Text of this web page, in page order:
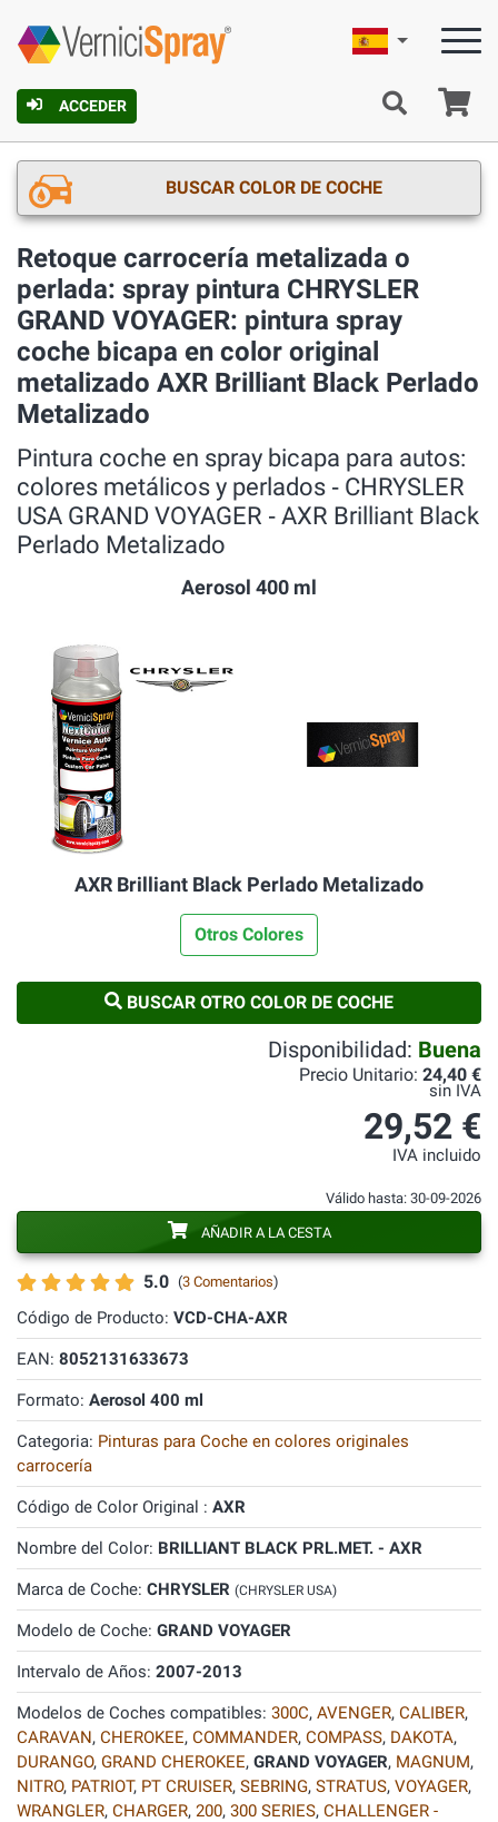
ACCEDER
Español
BUSCAR COLOR DE COCHE
Retoque carrocería metalizada o
perlada: spray pintura CHRYSLER
GRAND VOYAGER: pintura spray
coche bicapa en color original
metalizado AXR Brilliant Black Perlado
Metalizado
Pintura coche en spray bicapa para autos:
colores metálicos y perlados ‐ CHRYSLER
USA GRAND VOYAGER ‐ AXR Brilliant Black
Perlado Metalizado
Aerosol 400 ml
AXR Brilliant Black Perlado Metalizado
Otros Colores
BUSCAR OTRO COLOR DE COCHE
5.0 (3 Comentarios)
Código de Producto: VCD-CHA-AXR
EAN: 8052131633673
Formato: Aerosol 400 ml
Categoria: Pinturas para Coche en colores originales
carrocería
Código de Color Original : AXR
Nombre del Color: BRILLIANT BLACK PRL.MET. - AXR
Marca de Coche: CHRYSLER (CHRYSLER USA)
Modelo de Coche: GRAND VOYAGER
Intervalo de Años: 2007-2013
Modelos de Coches compatibles: 300C, AVENGER, CALIBER,
CARAVAN, CHEROKEE, COMMANDER, COMPASS, DAKOTA,
DURANGO, GRAND CHEROKEE, GRAND VOYAGER, MAGNUM,
NITRO, PATRIOT, PT CRUISER, SEBRING, STRATUS, VOYAGER,
WRANGLER, CHARGER, 200, 300 SERIES, CHALLENGER -
Disponibilidad: Buena
Precio Unitario: 24,40 €
sin IVA
29,52 €
IVA incluido
Válido hasta: 30-09-2026
AÑADIR A LA CESTA